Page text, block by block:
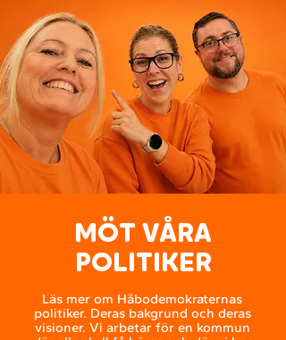
MÖT VÅRA
POLITIKER
Läs mer om Håbodemokraternas
politiker. Deras bakgrund och deras
visioner. Vi arbetar för en kommun